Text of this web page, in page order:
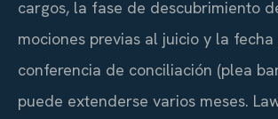
cargos, la fase de descubrimiento
mociones previas al juicio y la
conferencia de conciliación (plea
puede extenderse varios meses.